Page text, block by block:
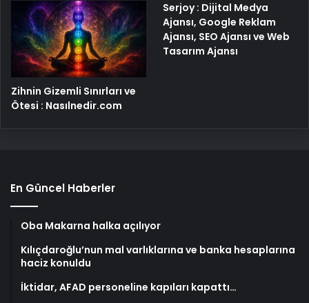
Zihnin Gizemli Sınırları ve
Ötesi : Nasılnedir.com
Serjoy : Dijital Medya
Ajansı, Google Reklam
Ajansı, SEO Ajansı ve Web
Tasarım Ajansı
En Güncel Haberler
Oba Makarna halka açılıyor
Kılıçdaroğlu’nun mal varlıklarına ve banka hesaplarına
haciz konuldu
İktidar, AFAD personeline kapıları kapattı…